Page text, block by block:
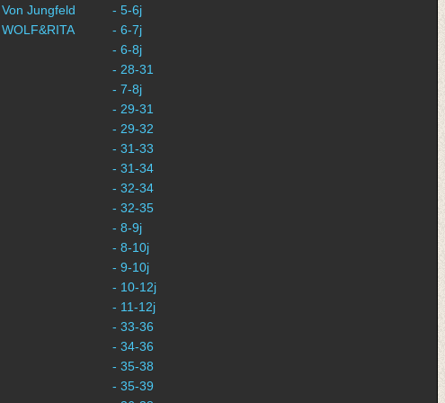
Jungfeld
- 5-6j
- 6-7j
- 6-8j
- 28-31
- 7-8j
- 29-31
- 29-32
- 31-33
- 31-34
- 32-34
- 32-35
- 8-9j
- 8-10j
- 9-10j
- 10-12j
- 11-12j
- 33-36
- 34-36
- 35-38
- 35-39